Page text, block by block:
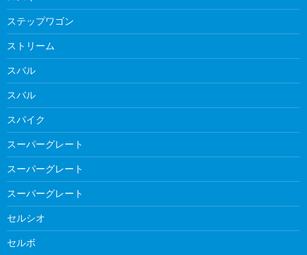
ステップワゴン
ストリーム
スバル
スバル
スパイク
スーパーグレート
スーパーグレート
スーパーグレート
セルシオ
セルボ